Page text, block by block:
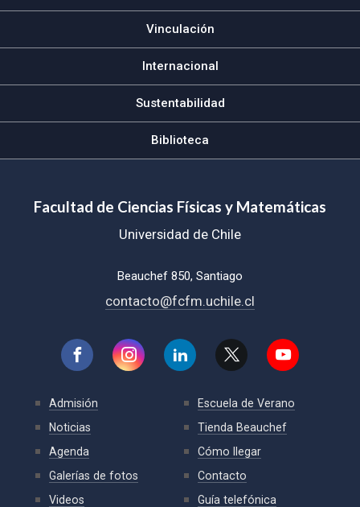
Vinculación
Internacional
Sustentabilidad
Biblioteca
Facultad de Ciencias Físicas y Matemáticas
Universidad de Chile
Beauchef 850, Santiago
contacto@fcfm.uchile.cl
Admisión
Noticias
Agenda
Galerías de fotos
Videos
Escuela de Verano
Tienda Beauchef
Cómo llegar
Contacto
Guía telefónica